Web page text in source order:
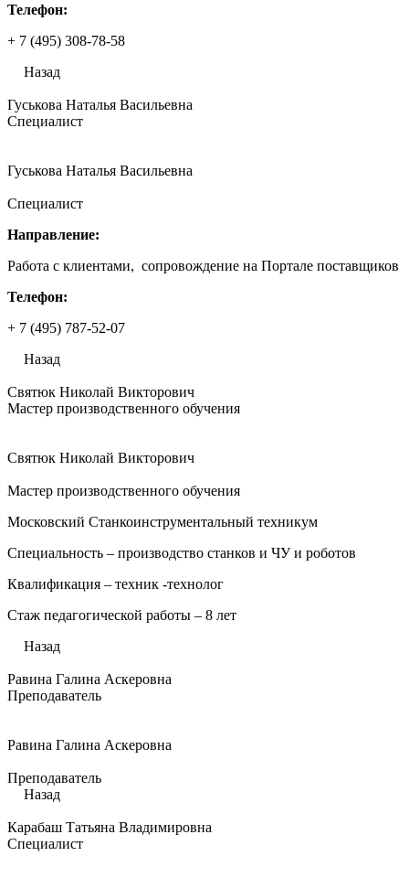
Телефон:
+ 7 (495) 308-78-58
Назад
Гуськова Наталья Васильевна
Специалист
Гуськова Наталья Васильевна
Специалист
Направление:
Работа с клиентами, сопровождение на Портале поставщиков
Телефон:
+ 7 (495) 787-52-07
Назад
Святюк Николай Викторович
Мастер производственного обучения
Святюк Николай Викторович
Мастер производственного обучения
Московский Станкоинструментальный техникум
Специальность – производство станков и ЧУ и роботов
Квалификация – техник -технолог
Стаж педагогической работы – 8 лет
Назад
Равина Галина Аскеровна
Преподаватель
Равина Галина Аскеровна
Преподаватель
Назад
Карабаш Татьяна Владимировна
Специалист